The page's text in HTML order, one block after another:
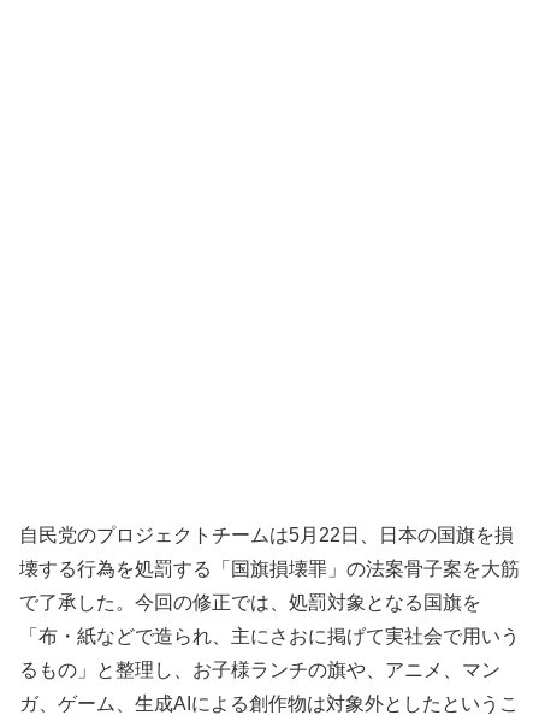
自民党のプロジェクトチームは5月22日、日本の国旗を損
壊する行為を処罰する「国旗損壊罪」の法案骨子案を大筋
で了承した。今回の修正では、処罰対象となる国旗を
「布・紙などで造られ、主にさおに掲げて実社会で用いう
るもの」と整理し、お子様ランチの旗や、アニメ、マン
ガ、ゲーム、生成AIによる創作物は対象外としたというこ